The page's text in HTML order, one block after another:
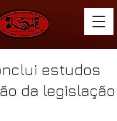
estudos
da legislação